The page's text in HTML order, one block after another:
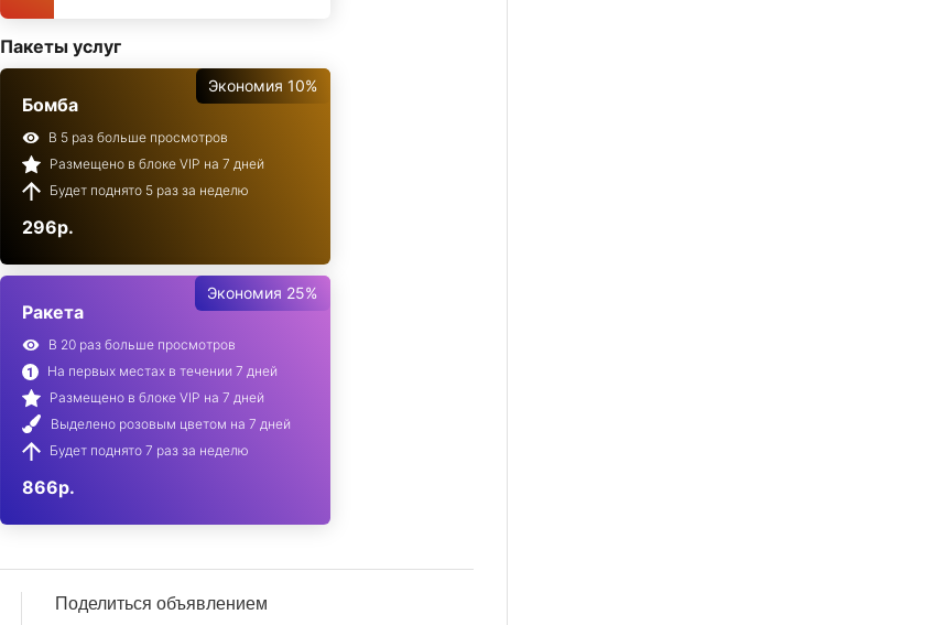
Пакеты услуг
Экономия 10%
Бомба
В 5 раз больше просмотров
Размещено в блоке VIP на 7 дней
Будет поднято 5 раз за неделю
296р.
Экономия 25%
Ракета
В 20 раз больше просмотров
На первых местах в течении 7 дней
Размещено в блоке VIP на 7 дней
Выделено розовым цветом на 7 дней
Будет поднято 7 раз за неделю
866р.
Поделиться объявлением